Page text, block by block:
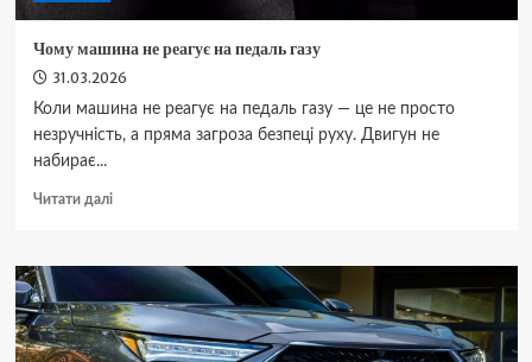
Чому машина не реагує на педаль газу
31.03.2026
Коли машина не реагує на педаль газу — це не просто
незручність, а пряма загроза безпеці руху. Двигун не
набирає...
Читати даліДокладніше
машина
реагує
на
педаль